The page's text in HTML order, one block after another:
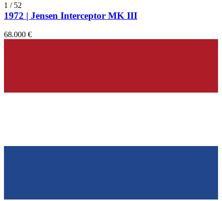
1 / 52
1972 | Jensen Interceptor MK III
68.000 €